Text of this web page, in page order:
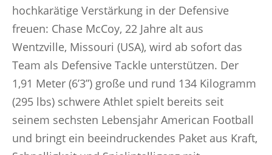
hochkarätige Verstärkung in der Defensive
freuen: Chase McCoy, 22 Jahre alt aus
Wentzville, Missouri (USA), wird ab sofort das
Team als Defensive Tackle unterstützen. Der
1,91 Meter (6’3”) große und rund 134 Kilogramm
(295 lbs) schwere Athlet spielt bereits seit
seinem sechsten Lebensjahr American Football
und bringt ein beeindruckendes Paket aus Kraft,